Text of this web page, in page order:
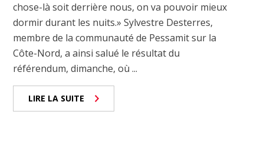
chose-là soit derrière nous, on va pouvoir mieux
dormir durant les nuits.» Sylvestre Desterres,
membre de la communauté de Pessamit sur la
Côte-Nord, a ainsi salué le résultat du
référendum, dimanche, où ...
LIRE LA SUITE